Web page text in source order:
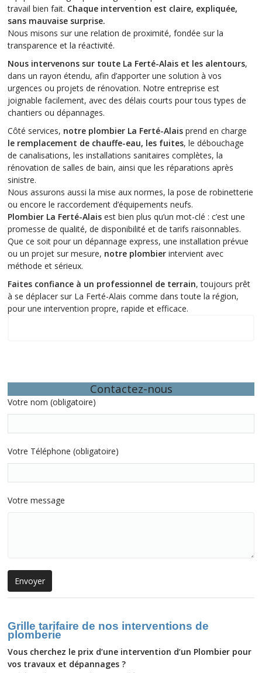
travail bien fait. Chaque intervention est claire, expliquée,
sans mauvaise surprise.
Nous misons sur une relation de proximité, fondée sur la
transparence et la réactivité.
Nous intervenons sur toute La Ferté-Alais et les alentours,
dans un rayon étendu, afin d’apporter une solution à vos
urgences ou projets de rénovation. Notre entreprise est
joignable facilement, avec des délais courts pour tous types de
chantiers ou dépannages.
Côté services, notre plombier La Ferté-Alais prend en charge
le remplacement de chauffe-eau, les fuites, le débouchage
de canalisations, les installations sanitaires complètes, la
rénovation de salles de bain, ainsi que les réparations après
sinistre.
Nous assurons aussi la mise aux normes, la pose de robinetterie
ou encore le raccordement d’équipements neufs.
Plombier La Ferté-Alais est bien plus qu’un mot-clé : c’est une
promesse de qualité, de disponibilité et de tarifs raisonnables.
Que ce soit pour un dépannage express, une installation prévue
ou un projet sur mesure, notre plombier intervient avec
méthode et sérieux.
Faites confiance à un professionnel de terrain, toujours prêt
à se déplacer sur La Ferté-Alais comme dans toute la région,
pour une intervention propre, rapide et efficace.
Contactez-nous
Votre nom (obligatoire)
Votre Téléphone (obligatoire)
Votre message
Grille tarifaire de nos interventions de
plomberie
Vous cherchez le prix d’une intervention d’un Plombier pour
vos travaux et dépannages ?